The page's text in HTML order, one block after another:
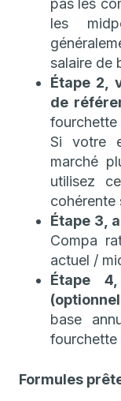
pas les
les
salaire de
Étape 2,
de
Si votre
marché
utilisez
cohérente
Étape 3,
Compa
actuel /
Étape
base
fourchette
Formules